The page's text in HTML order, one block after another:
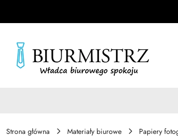
Strona główna Materiały biurowe Papiery